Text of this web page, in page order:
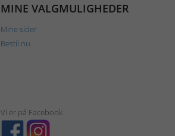
MINE VALGMULIGHEDER
Mine sider
Bestil nu
Vi er på Facebook